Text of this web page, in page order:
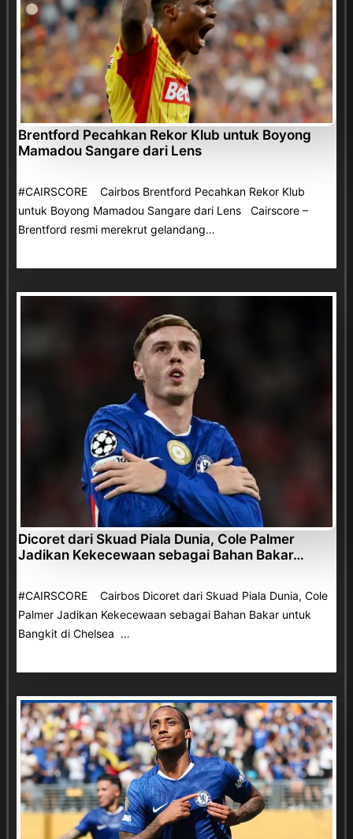
Brentford Pecahkan Rekor Klub untuk Boyong
Mamadou Sangare dari Lens
#CAIRSCORE Cairbos Brentford Pecahkan Rekor Klub
untuk Boyong Mamadou Sangare dari Lens Cairscore –
Brentford resmi merekrut gelandang…
Dicoret dari Skuad Piala Dunia, Cole Palmer
Jadikan Kekecewaan sebagai Bahan Bakar…
#CAIRSCORE Cairbos Dicoret dari Skuad Piala Dunia, Cole
Palmer Jadikan Kekecewaan sebagai Bahan Bakar untuk
Bangkit di Chelsea …